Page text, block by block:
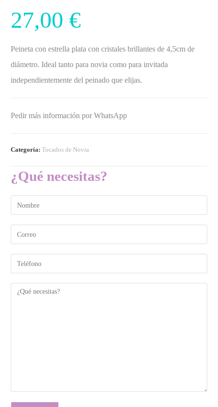
27,00€
Peineta con estrella plata con cristales brillantes de 4,5cm de
diámetro. Ideal tanto para novia como para invitada
independientemente del peinado que elijas.
Pedir más información por WhatsApp
Categoría:Tocados de Novia
¿Qué necesitas?